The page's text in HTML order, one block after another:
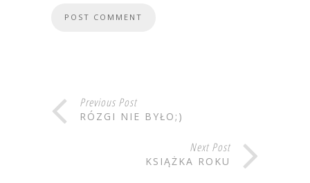
Previous Post
RÓZGI NIE BYŁO;)
Next Post
KSIĄŻKA ROKU